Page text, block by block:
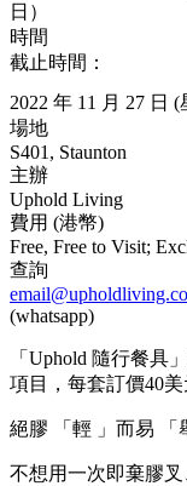
日）
時間
截止時間：
2022 年 11 月 27 日 (
場地
S401, Staunton
主辦
Uphold Living
費用 (港幣)
Free, Free to Visit;
查詢
(whatsapp)
「Uphold 隨行餐具
項目，每套訂價40美
絕膠 「輕 」而易 「
不想用一次即棄膠